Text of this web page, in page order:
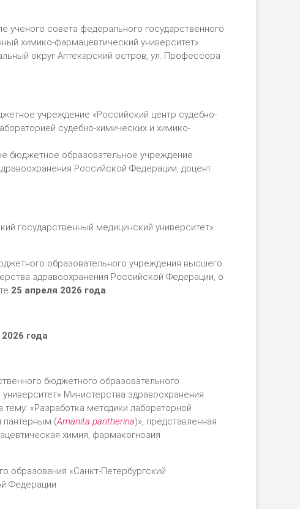
ученого совета федерального государственного
химико-фармацевтический университет»
округ Аптекарский остров, ул. Профессора
учреждение «Российский центр судебно-
судебно-химических и химико-
бюджетное образовательное учреждение
Российской Федерации, доцент
государственный медицинский университет»
образовательного учреждения высшего
здравоохранения Российской Федерации, о
25 апреля 2026 года.
года
бюджетного образовательного
Министерства здравоохранения
тему: «Разработка методики лабораторной
(Аmanita pantherina)», представленная
химия, фармакогнозия
«Санкт-Петербургский
Федерации